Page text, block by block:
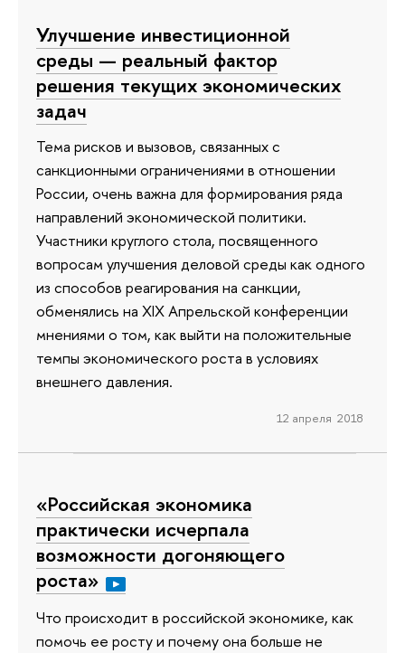
Улучшение инвестиционной
среды — реальный фактор
решения текущих экономических
задач
Тема рисков и вызовов, связанных с
санкционными ограничениями в отношении
России, очень важна для формирования ряда
направлений экономической политики.
Участники круглого стола, посвященного
вопросам улучшения деловой среды как одного
из способов реагирования на санкции,
обменялись на XIX Апрельской конференции
мнениями о том, как выйти на положительные
темпы экономического роста в условиях
внешнего давления.
12 апреля 2018
«Российская экономика
практически исчерпала
возможности догоняющего
роста»
Что происходит в российской экономике, как
помочь ее росту и почему она больше не